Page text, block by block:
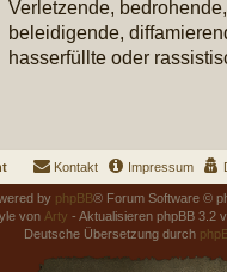
Verletzende, bedrohende,
beleidigende,
hasserfüllte oder
Impressum
Kontakt
by phpBB® Forum Software ©
von Arty - Aktualisieren phpBB 3.2
Deutsche Übersetzung durch